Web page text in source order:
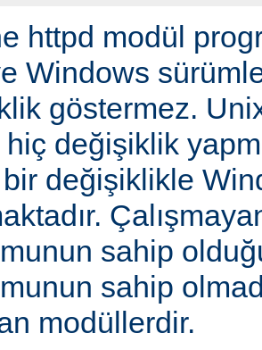
httpd modül
Windows
göstermez.
hiç değişiklik
değişiklikle
sahip
sahip
modüllerdir.